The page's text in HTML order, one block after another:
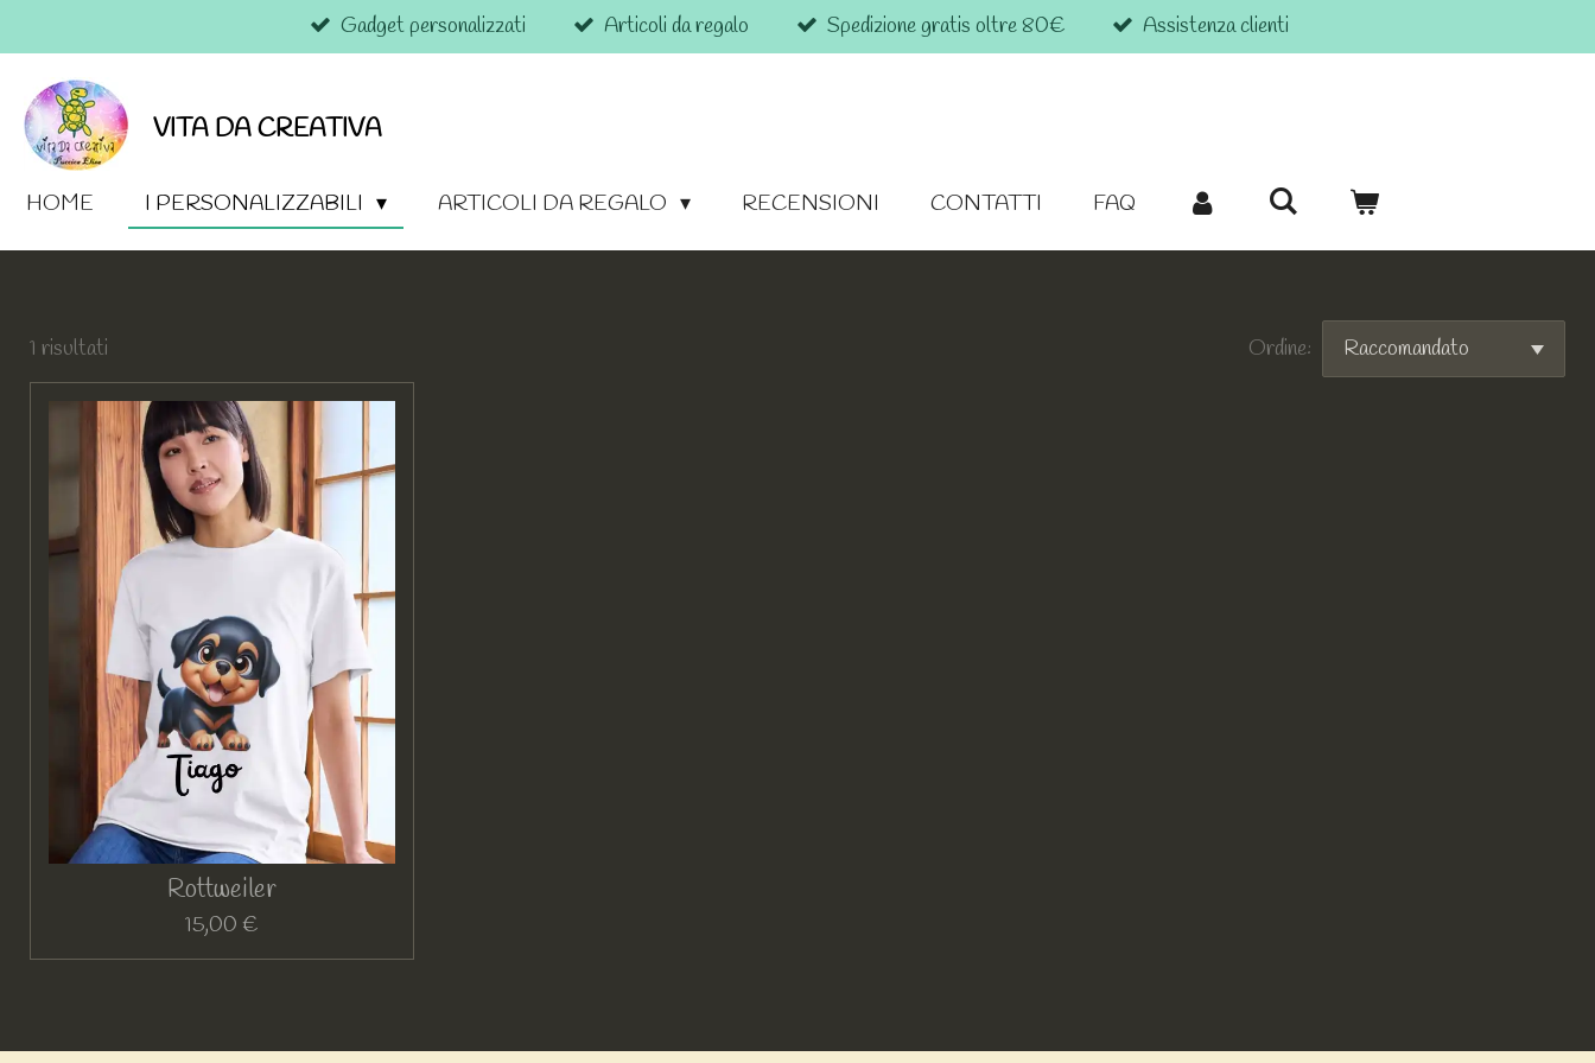
al
contenuto
principale
Gadget personalizzati Articoli da regalo Spedizione gratis oltre 80€ Assistenza clienti
VITA DA CREATIVA
HOME I PERSONALIZZABILI ARTICOLI DA REGALO RECENSIONI CONTATTI FAQ
1 risultati Ordine:
Rottweiler
15,00 €